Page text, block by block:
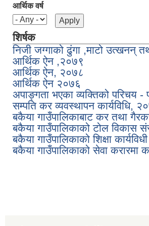
आर्थिक वर्ष
शिर्षक
निजी जग्गाको ढुंगा ,माटो उत्खनन्
आर्थिक ऐन ,२०७९
आर्थिक ऐन, २०७८
आर्थिक ऐन २०७६
अपाङ्गता भएका व्यक्तिको परिचय -
सम्पति कर व्यवस्थापन कार्यविधि,
बकैया गाउँपालिकाबाट कर तथा
बकैया गाउँपालिकाको टोल विकास
बकैया गाउँपालिकाको शिक्षा
बकैया गाउँपालिकाको सेवा करारमा